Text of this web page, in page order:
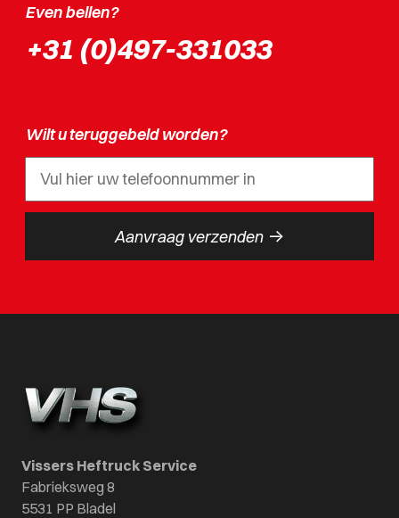
Even bellen?
+31 (0)497-331033
Wilt u teruggebeld worden?
Aanvraag verzenden ->
Vissers Heftruck Service
Fabrieksweg 8
5531 PP Bladel